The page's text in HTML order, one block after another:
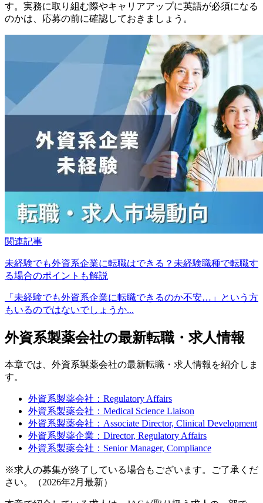
す。実務に取り組む際やキャリアアップに英語が必須になる
のかは、応募の前に確認しておきましょう。
関連記事
未経験でも外資系企業に転職はできる？未経験職種で転職す
る場合のポイントも解説
「未経験でも外資系企業に転職できるのか不安…」という方
もいるのではないでしょうか...
外資系製薬会社の最新転職・求人情報
本章では、外資系製薬会社の最新転職・求人情報を紹介しま
す。
外資系製薬会社：Regulatory Affairs
外資系製薬会社：Medical Science Liaison
外資系製薬会社：Associate Director, Clinical Development
外資系製薬企業：Director, Regulatory Affairs
外資系製薬会社：Senior Manager, Compliance
※求人の募集が終了している場合もございます。ご了承くだ
さい。（2026年2月最新）